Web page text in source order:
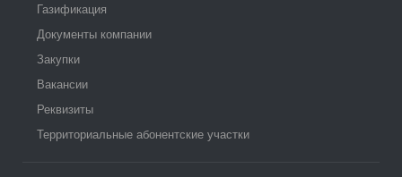
Газификация
Документы компании
Закупки
Вакансии
Реквизиты
Территориальные абонентские участки